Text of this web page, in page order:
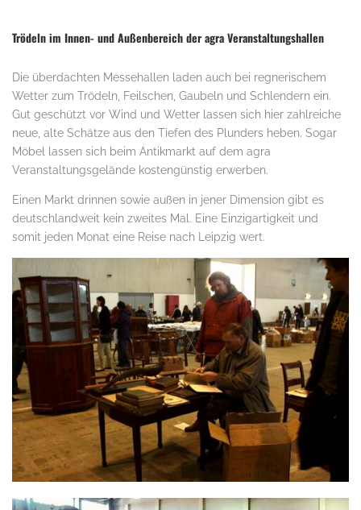
Trödeln im Innen- und Außenbereich der agra Veranstaltungshallen
Die überdachten Messehallen laden auch bei regnerischem
Wetter zum Trödeln, Feilschen, Gaubeln und Schlendern ein.
Gut geschützt vor Wind und Wetter lassen sich hier zahlreiche
neue, alte Schätze aus den Tiefen des Plunders heben. Sogar
Möbel lassen sich beim Antikmarkt auf dem agra
Veranstaltungsgelände kostengünstig erwerben.
Einen Markt drinnen sowie außen in jener Dimension gibt es
deutschlandweit kein zweites Mal. Eine Einzigartigkeit und
somit jeden Monat eine Reise nach Leipzig wert.